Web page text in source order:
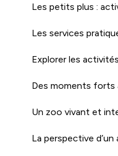
Les petits plus :
Les services
Explorer les
Des moments forts
Un zoo vivant et
La perspective d’un